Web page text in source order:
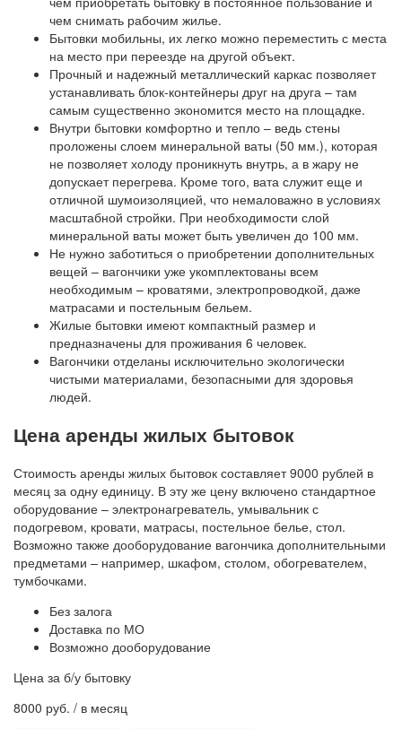
чем снимать рабочим жилье.
Бытовки мобильны, их легко можно переместить с места
на место при переезде на другой объект.
Прочный и надежный металлический каркас позволяет
устанавливать блок-контейнеры друг на друга – там
самым существенно экономится место на площадке.
Внутри бытовки комфортно и тепло – ведь стены
проложены слоем минеральной ваты (50 мм.), которая
не позволяет холоду проникнуть внутрь, а в жару не
допускает перегрева. Кроме того, вата служит еще и
отличной шумоизоляцией, что немаловажно в условиях
масштабной стройки. При необходимости слой
минеральной ваты может быть увеличен до 100 мм.
Не нужно заботиться о приобретении дополнительных
вещей – вагончики уже укомплектованы всем
необходимым – кроватями, электропроводкой, даже
матрасами и постельным бельем.
Жилые бытовки имеют компактный размер и
предназначены для проживания 6 человек.
Вагончики отделаны исключительно экологически
чистыми материалами, безопасными для здоровья
людей.
Цена аренды жилых бытовок
Стоимость аренды жилых бытовок составляет 9000 рублей в
месяц за одну единицу. В эту же цену включено стандартное
оборудование – электронагреватель, умывальник с
подогревом, кровати, матрасы, постельное белье, стол.
Возможно также дооборудование вагончика дополнительными
предметами – например, шкафом, столом, обогревателем,
тумбочками.
Без залога
Доставка по МО
Возможно дооборудование
Цена за б/у бытовку
8000 руб. / в месяц